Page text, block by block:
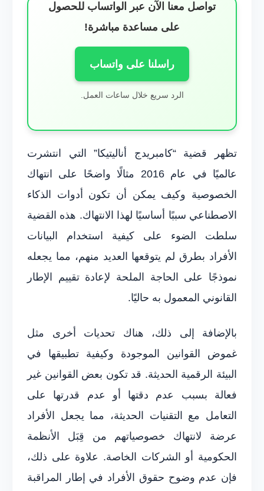
تواصل معنا الآن عبر الواتساب للحصول
على مساعدة مباشرة!
راسلنا على واتساب
الرد سريع خلال ساعات العمل.
تظهر قضية “كامبريدج أناليتيكا” التي انتشرت
عالميًا في عام 2016 مثالًا واضحًا على انتهاك
الخصوصية وكيف يمكن أن تكون أدوات الذكاء
الاصطناعي سببًا أساسيًا لهذا الانتهاك. هذه القضية
سلطت الضوء على كيفية استخدام البيانات
الأفراد بطرق لم يتوقعها العديد منهم، مما يجعله
نموذجًا على الحاجة الملحة لإعادة تقييم الإطار
القانوني المعمول به حاليًا.
بالإضافة إلى ذلك، هناك تحديات أخرى مثل
غموض القوانين الموجودة وكيفية تطبيقها في
البيئة الرقمية الحديثة. قد تكون بعض القوانين غير
فعالة بسبب عدم دقتها أو عدم قدرتها على
التعامل مع التقنيات الحديثة، مما يجعل الأفراد
عرضة لانتهاك خصوصياتهم من قِبَل الأنظمة
الحكومية أو الشركات الخاصة. علاوة على ذلك،
فإن عدم وضوح حقوق الأفراد في إطار المراقبة